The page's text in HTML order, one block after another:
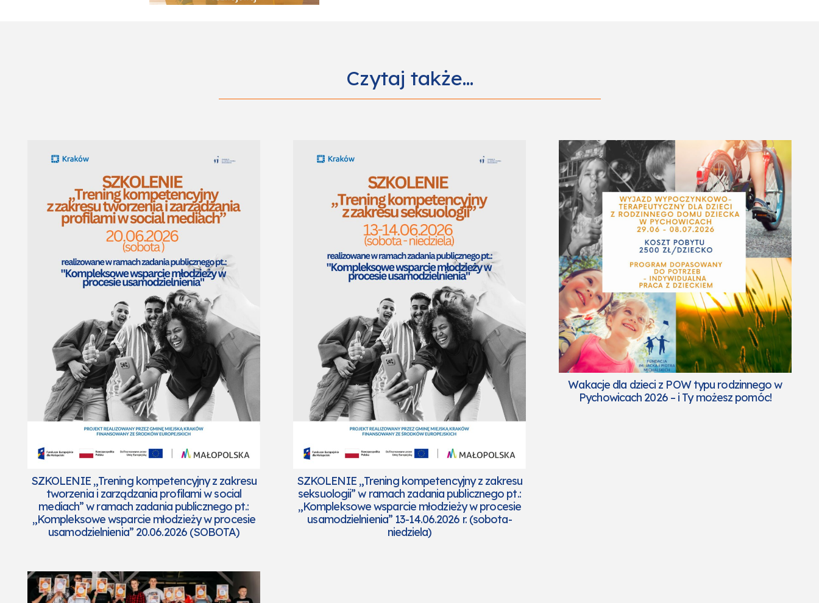
Czytaj także…
SZKOLENIE „Trening kompetencyjny z zakresu
tworzenia i zarządzania profilami w social
mediach” w ramach zadania publicznego pt.:
„Kompleksowe wsparcie młodzieży w procesie
usamodzielnienia” 20.06.2026 (SOBOTA)
SZKOLENIE „Trening kompetencyjny z zakresu
seksuologii” w ramach zadania publicznego pt.:
„Kompleksowe wsparcie młodzieży w procesie
usamodzielnienia” 13-14.06.2026 r. (sobota-
niedziela)
Wakacje dla dzieci z POW typu rodzinnego w
Pychowicach 2026 – i Ty możesz pomóc!